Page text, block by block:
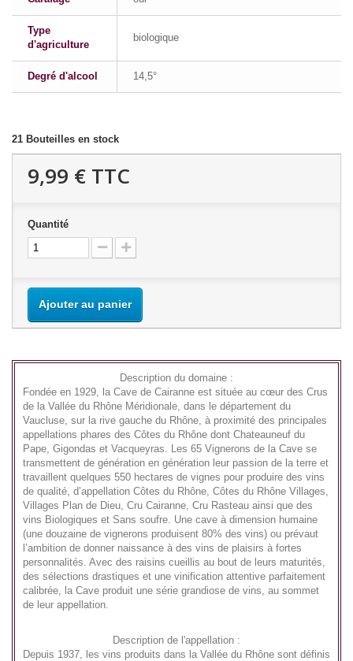
Type
d'agriculture
biologique
Degré d'alcool 14,5°
21 Bouteilles en stock
9,99 € TTC
Quantité
Ajouter au panier
Description du domaine :
Fondée en 1929, la Cave de Cairanne est située au cœur des Crus
de la Vallée du Rhône Méridionale, dans le département du
Vaucluse, sur la rive gauche du Rhône, à proximité des principales
appellations phares des Côtes du Rhône dont Chateauneuf du
Pape, Gigondas et Vacqueyras. Les 65 Vignerons de la Cave se
transmettent de génération en génération leur passion de la terre et
travaillent quelques 550 hectares de vignes pour produire des vins
de qualité, d’appellation Côtes du Rhône, Côtes du Rhône Villages,
Villages Plan de Dieu, Cru Cairanne, Cru Rasteau ainsi que des
vins Biologiques et Sans soufre. Une cave à dimension humaine
(une douzaine de vignerons produisent 80% des vins) ou prévaut
l’ambition de donner naissance à des vins de plaisirs à fortes
personnalités. Avec des raisins cueillis au bout de leurs maturités,
des sélections drastiques et une vinification attentive parfaitement
calibrée, la Cave produit une série grandiose de vins, au sommet
de leur appellation.
Description de l'appellation :
Depuis 1937, les vins produits dans la Vallée du Rhône sont définis